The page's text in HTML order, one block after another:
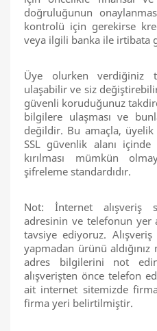
doğruluğunun
kontrolü için gerekirse
veya ilgili banka ile irtibata
Üye olurken verdiğiniz
ulaşabilir ve siz
güvenli koruduğunuz
bilgilere ulaşması ve
değildir. Bu amaçla, üyelik
SSL güvenlik alanı
kırılması mümkün
şifreleme standardıdır.
Not: İnternet alışveriş
adresinin ve telefonun yer
tavsiye ediyoruz. Alışveriş
yapmadan ürünü
adres bilgilerini not
alışverişten önce telefon
ait internet sitemizde
firma yeri belirtilmiştir.